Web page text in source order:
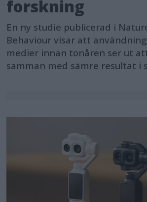
forskning
En ny studie publicerad i
Behaviour visar att
medier innan tonåren ser ut
samman med sämre resultat i